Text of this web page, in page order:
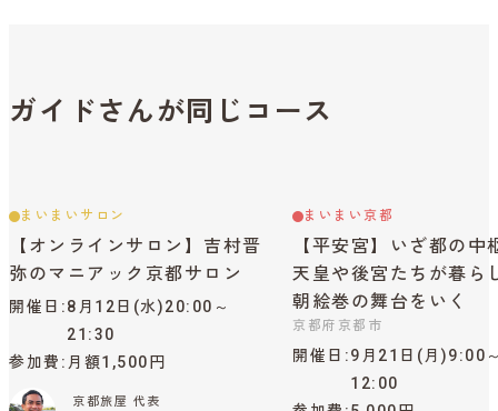
ガイドさんが同じコース
まいまいサロン
【オンラインサロン】吉村晋
弥のマニアック京都サロン
開催日
8月12日(水)20:00～
21:30
参加費
月額1,500円
京都旅屋 代表
まいまい京都
【平安宮】いざ都の中
天皇や後宮たちが暮ら
朝絵巻の舞台をいく
京都府京都市
開催日
9月21日(月)9:00
12:00